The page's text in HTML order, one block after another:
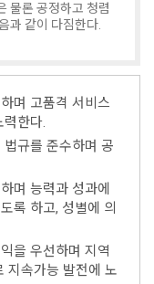
물론 공정하고 청렴
과 같이 다짐한다.
며 고품격 서비스
한다.
규를 준수하며 공
며 능력과 성과에
록 하고, 성별에 의
을 우선하며 지역
지속가능 발전에 노